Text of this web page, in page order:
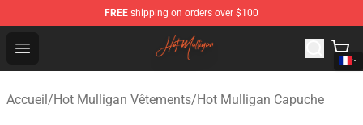
FREE shipping on orders over $100
Open menu
Hot Mulligan Shop - Official Hot Mulligan Merchandise
Accueil/Hot Mulligan Vêtements/Hot Mulligan Capuche